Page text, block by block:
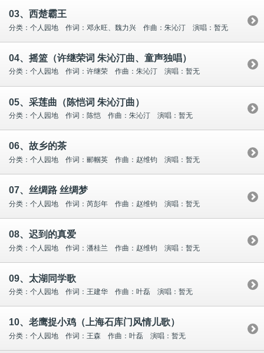
03、西楚霸王
分类：个人园地 作词：邓永旺、魏力兴 作曲：朱沁汀 演唱：暂无
04、摇篮（许继荣词 朱沁汀曲、童声独唱）
分类：个人园地 作词：许继荣 作曲：朱沁汀 演唱：暂无
05、采莲曲（陈恺词 朱沁汀曲）
分类：个人园地 作词：陈恺 作曲：朱沁汀 演唱：暂无
06、故乡的茶
分类：个人园地 作词：郦帼英 作曲：赵维钧 演唱：暂无
07、丝绸路 丝绸梦
分类：个人园地 作词：芮彭年 作曲：赵维钧 演唱：暂无
08、迟到的真爱
分类：个人园地 作词：潘桂兰 作曲：赵维钧 演唱：暂无
09、太湖同学歌
分类：个人园地 作词：王建华 作曲：叶磊 演唱：暂无
10、老鹰捉小鸡（上海石库门风情儿歌）
分类：个人园地 作词：王森 作曲：叶磊 演唱：暂无